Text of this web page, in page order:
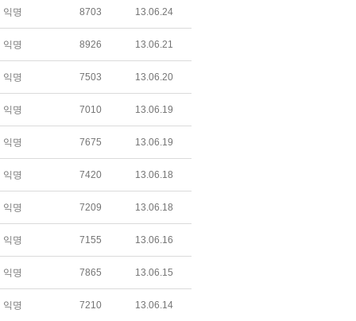
익명 8703 13.06.24
익명 8926 13.06.21
익명 7503 13.06.20
익명 7010 13.06.19
익명 7675 13.06.19
익명 7420 13.06.18
익명 7209 13.06.18
익명 7155 13.06.16
익명 7865 13.06.15
익명 7210 13.06.14